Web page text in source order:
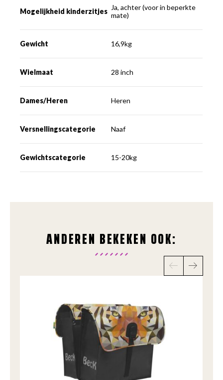
Mogelijkheid kinderzitjes Ja, achter (voor in beperkte
mate)
Gewicht 16,9kg
Wielmaat 28 inch
Dames/Heren Heren
Versnellingscategorie Naaf
Gewichtscategorie 15-20kg
ANDEREN BEKEKEN OOK: